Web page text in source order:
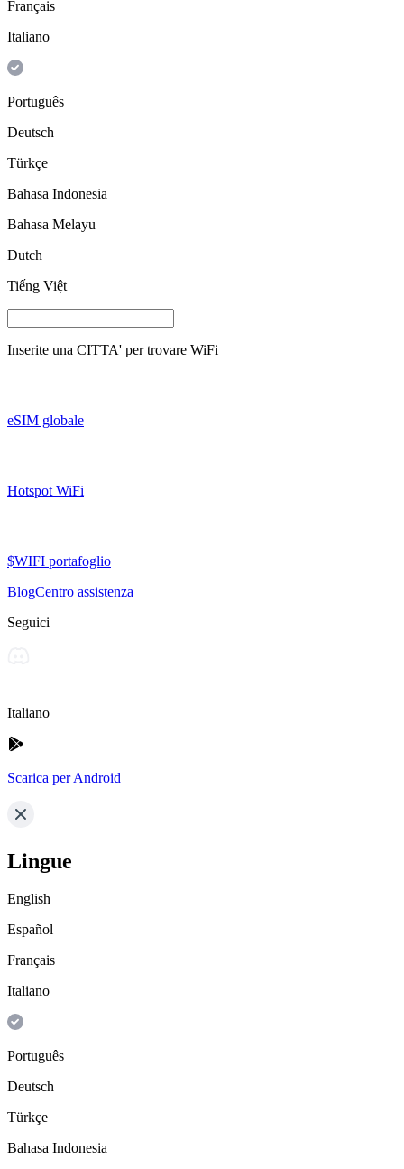
Français
Italiano
Português
Deutsch
Türkçe
Bahasa Indonesia
Bahasa Melayu
Dutch
Tiếng Việt
Inserite una CITTA' per trovare WiFi
eSIM globale
Hotspot WiFi
$WIFI portafoglio
BlogCentro assistenza
Seguici
Italiano
Scarica per Android
Lingue
English
Español
Français
Italiano
Português
Deutsch
Türkçe
Bahasa Indonesia